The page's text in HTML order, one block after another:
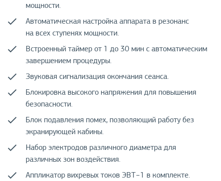
мощности.
Автоматическая настройка аппарата в резонанс
на всех ступенях мощности.
Встроенный таймер от 1 до 30 мин с автоматическим
завершением процедуры.
Звуковая сигнализация окончания сеанса.
Блокировка высокого напряжения для повышения
безопасности.
Блок подавления помех, позволяющий работу без
экранирующей кабины.
Набор электродов различного диаметра для
различных зон воздействия.
Аппликатор вихревых токов ЭВТ−1 в комплекте.